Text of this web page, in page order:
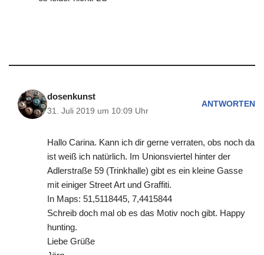
dosenkunst
31. Juli 2019 um 10:09 Uhr
ANTWORTEN
Hallo Carina. Kann ich dir gerne verraten, obs noch da
ist weiß ich natürlich. Im Unionsviertel hinter der
Adlerstraße 59 (Trinkhalle) gibt es ein kleine Gasse
mit einiger Street Art und Graffiti.
In Maps: 51,5118445, 7,4415844
Schreib doch mal ob es das Motiv noch gibt. Happy
hunting.
Liebe Grüße